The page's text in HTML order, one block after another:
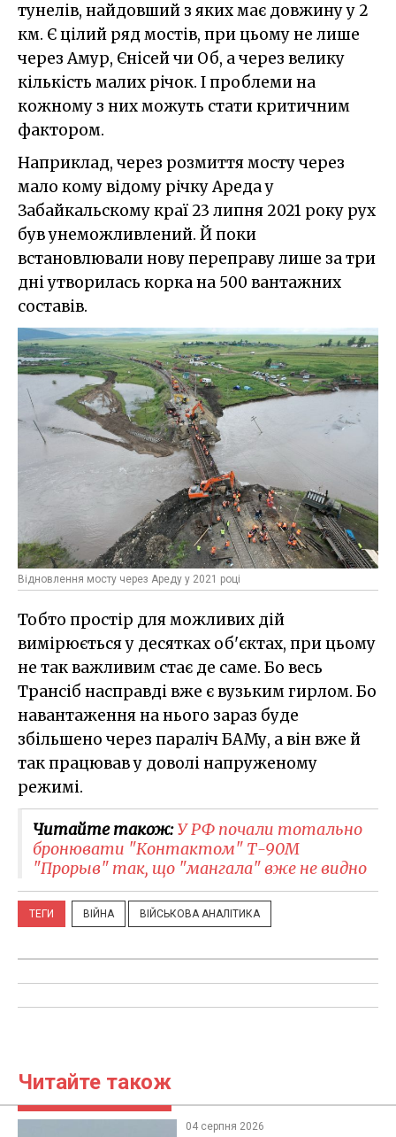
тунелів, найдовший з яких має довжину у 2
км. Є цілий ряд мостів, при цьому не лише
через Амур, Єнісей чи Об, а через велику
кількість малих річок. І проблеми на
кожному з них можуть стати критичним
фактором.
Наприклад, через розмиття мосту через
мало кому відому річку Ареда у
Забайкальскому краї 23 липня 2021 року рух
був унеможливлений. Й поки
встановлювали нову переправу лише за три
дні утворилась корка на 500 вантажних
составів.
Відновлення мосту через Ареду у 2021 році
Тобто простір для можливих дій
вимірюється у десятках об'єктах, при цьому
не так важливим стає де саме. Бо весь
Трансіб насправді вже є вузьким гирлом. Бо
навантаження на нього зараз буде
збільшено через параліч БАМу, а він вже й
так працював у доволі напруженому
режимі.
Читайте також:У РФ почали тотально
бронювати "Контактом" Т-90М
"Прорыв" так, що "мангала" вже не видно
ТЕГИ ВІЙНА ВІЙСЬКОВА АНАЛІТИКА
Читайте також
04 серпня 2026